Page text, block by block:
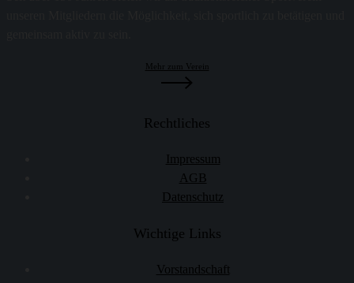
Mehr zum Verein
Rechtliches
Impressum
AGB
Datenschutz
Wichtige Links
Vorstandschaft